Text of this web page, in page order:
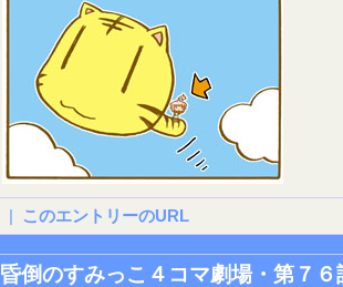
| このエントリーのURL
昏倒のすみっこ４コマ劇場・第７